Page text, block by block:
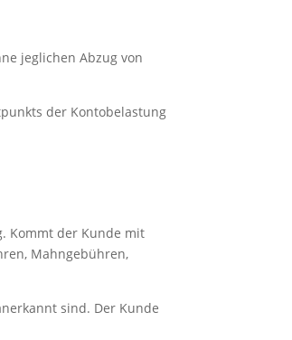
jeglichen Abzug von
der Kontobelastung
Kommt der Kunde mit
Mahngebühren,
sind. Der Kunde